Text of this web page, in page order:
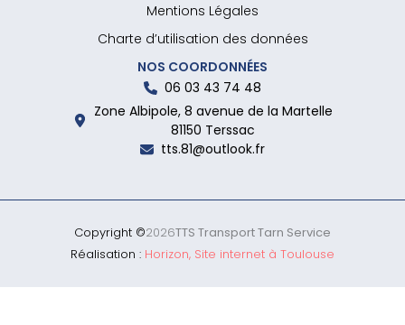
Mentions Légales
Charte d’utilisation des données
NOS COORDONNÉES
06 03 43 74 48
Zone Albipole, 8 avenue de la Martelle
81150 Terssac
tts.81@outlook.fr
Copyright ©2026TTS Transport Tarn Service
Réalisation : Horizon, Site internet à Toulouse